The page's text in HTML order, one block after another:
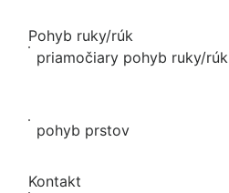
Pohyb ruky/rúk
priamočiary pohyb ruky/rúk
pohyb prstov
Kontakt